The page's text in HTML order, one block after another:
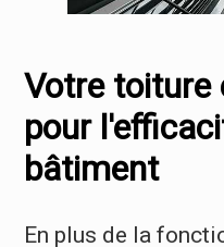
Votre toiture
pour
bâtiment
En plus de la